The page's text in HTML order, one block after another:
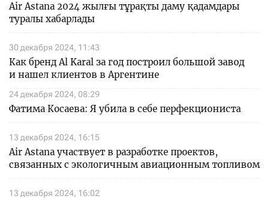
Air Astana 2024 жылғы тұрақты даму қадамдары
туралы хабарлады
30 декабря 2024, 11:43
Как бренд Al Karal за год построил большой завод
и нашел клиентов в Аргентине
24 декабря 2024, 08:29
Фатима Косаева: Я убила в себе перфекциониста
13 декабря 2024, 16:15
Air Astana участвует в разработке проектов,
связанных с экологичным авиационным топливом
13 декабря 2024, 16:02